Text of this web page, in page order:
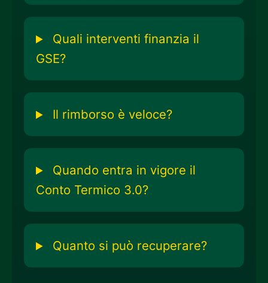
Quali interventi finanzia il
GSE?
Il rimborso è veloce?
Quando entra in vigore il
Conto Termico 3.0?
Quanto si può recuperare?